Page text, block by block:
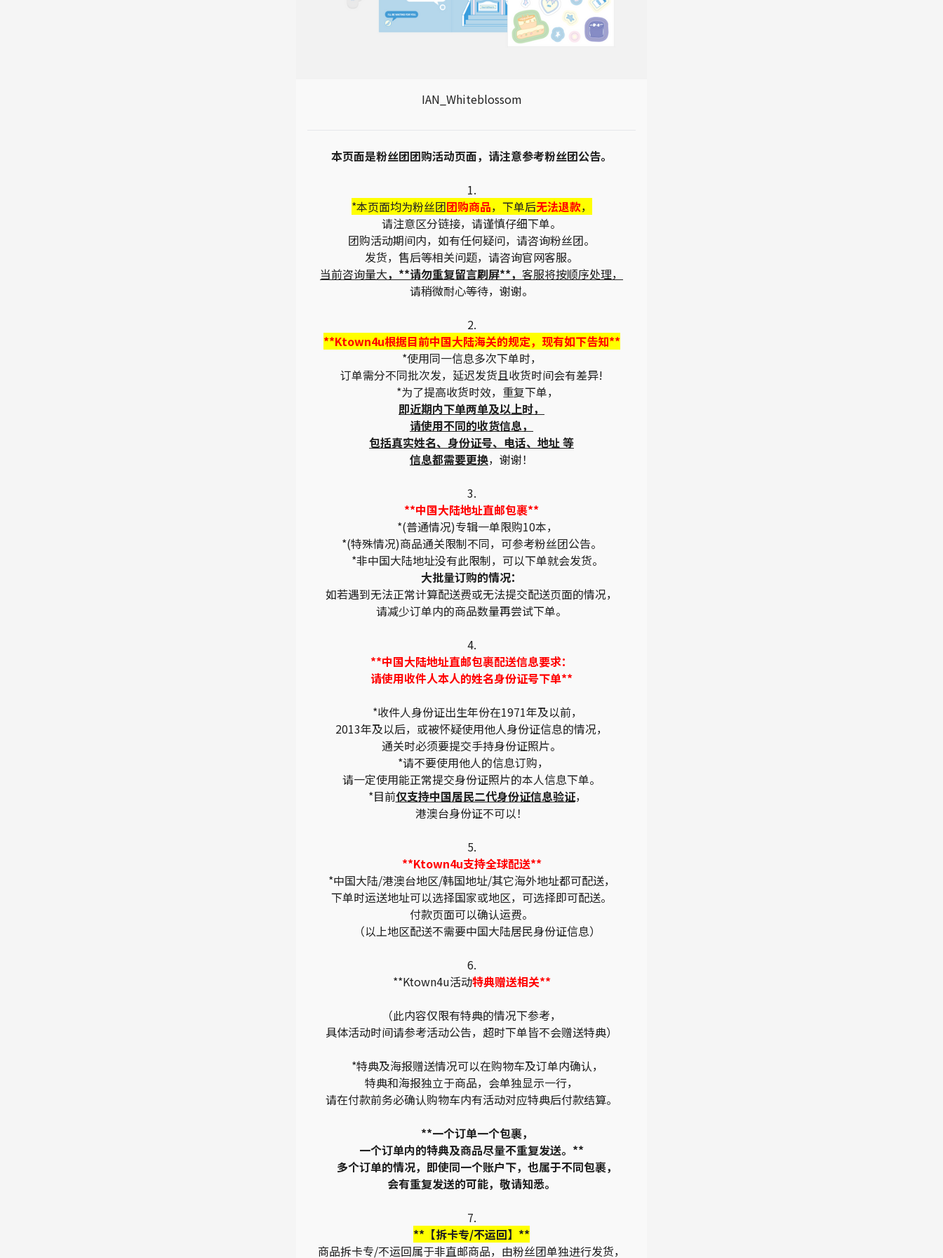
IAN_Whiteblossom
本页面是粉丝团团购活动页面，请注意参考粉丝团公告。
1.
*本页面均为粉丝团团购商品，下单后无法退款，
请注意区分链接，请谨慎仔细下单。
团购活动期间内，如有任何疑问，请咨询粉丝团。
发货，售后等相关问题，请咨询官网客服。
当前咨询量大，**请勿重复留言刷屏**， 客服将按顺序处理，
请稍微耐心等待，谢谢。
2.
**Ktown4u根据目前中国大陆海关的规定，现有如下告知**
*使用同一信息多次下单时，
订单需分不同批次发，延迟发货且收货时间会有差异!
*为了提高收货时效，重复下单，
即近期内下单两单及以上时，
请使用不同的收货信息，
包括真实姓名、身份证号、电话、地址 等
信息都需要更换，谢谢！
3.
**中国大陆地址直邮包裹**
*(普通情况)专辑一单限购10本，
*(特殊情况)商品通关限制不同，可参考粉丝团公告。
*非中国大陆地址没有此限制，可以下单就会发货。
大批量订购的情况：
如若遇到无法正常计算配送费或无法提交配送页面的情况，
请减少订单内的商品数量再尝试下单。
4.
**中国大陆地址直邮包裹配送信息要求：
请使用收件人本人的姓名身份证号下单**
*收件人身份证出生年份在1971年及以前，
2013年及以后，或被怀疑使用他人身份证信息的情况，
通关时必须要提交手持身份证照片。
*请不要使用他人的信息订购，
请一定使用能正常提交身份证照片的本人信息下单。
*目前仅支持中国居民二代身份证信息验证，
港澳台身份证不可以！
5.
**Ktown4u支持全球配送**
*中国大陆/港澳台地区/韩国地址/其它海外地址都可配送，
下单时运送地址可以选择国家或地区，可选择即可配送。
付款页面可以确认运费。
（以上地区配送不需要中国大陆居民身份证信息）
6.
**Ktown4u活动特典赠送相关**
（此内容仅限有特典的情况下参考，
具体活动时间请参考活动公告，超时下单皆不会赠送特典）
*特典及海报赠送情况可以在购物车及订单内确认，
特典和海报独立于商品，会单独显示一行，
请在付款前务必确认购物车内有活动对应特典后付款结算。
**一个订单一个包裹，
一个订单内的特典及商品尽量不重复发送。**
多个订单的情况，即使同一个账户下，也属于不同包裹，
会有重复发送的可能，敬请知悉。
7.
**【拆卡专/不运回】**
商品拆卡专/不运回属于非直邮商品，由粉丝团单独进行发货，